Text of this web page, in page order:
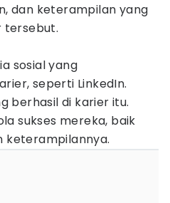
dan keterampilan yang
tersebut.
sosial yang
seperti LinkedIn.
berhasil di karier itu.
sukses mereka, baik
keterampilannya.